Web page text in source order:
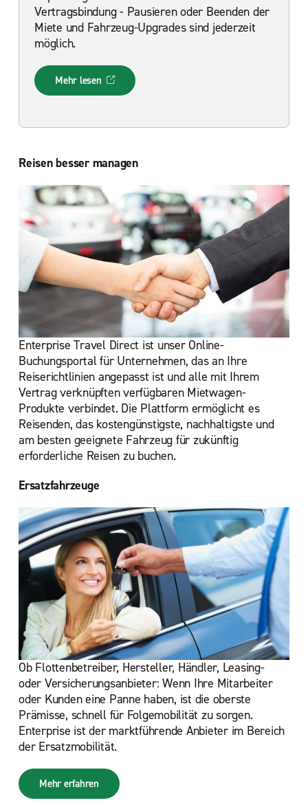
Vertragsbindung - Pausieren oder Beenden der
Miete und Fahrzeug-Upgrades sind jederzeit
möglich.
Mehr lesen
Reisen besser managen
Enterprise Travel Direct ist unser Online-
Buchungsportal für Unternehmen, das an Ihre
Reiserichtlinien angepasst ist und alle mit Ihrem
Vertrag verknüpften verfügbaren Mietwagen-
Produkte verbindet. Die Plattform ermöglicht es
Reisenden, das kostengünstigste, nachhaltigste und
am besten geeignete Fahrzeug für zukünftig
erforderliche Reisen zu buchen.
Ersatzfahrzeuge
Ob Flottenbetreiber, Hersteller, Händler, Leasing-
oder Versicherungsanbieter: Wenn Ihre Mitarbeiter
oder Kunden eine Panne haben, ist die oberste
Prämisse, schnell für Folgemobilität zu sorgen.
Enterprise ist der marktführende Anbieter im Bereich
der Ersatzmobilität.
Mehr erfahren